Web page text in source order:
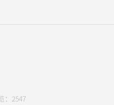
：2547